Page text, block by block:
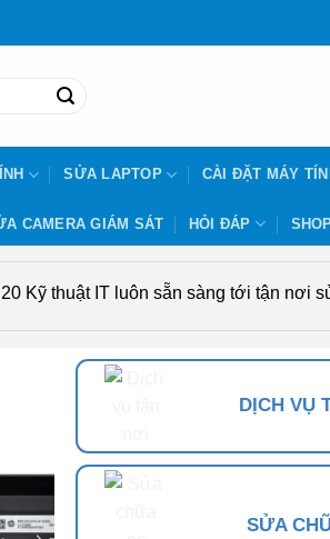
SỬA LAPTOP CÀI ĐẶT MÁY
CAMERA GIÁM SÁT HỎI ĐÁP
Kỹ thuật IT luôn sẵn sàng tới tận nơi
DỊCH VỤ
SỬA